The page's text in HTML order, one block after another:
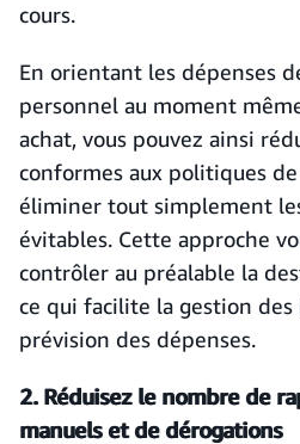
cours.
En orientant les dépenses
personnel au moment
achat, vous pouvez ainsi
conformes aux politiques
éliminer tout simplement
évitables. Cette approche
contrôler au préalable la
ce qui facilite la gestion
prévision des dépenses.
2. Réduisez le nombre de
manuels et de dérogations